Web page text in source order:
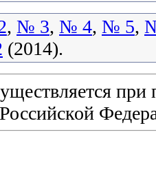
, № 3, № 4, № 5,
(2014).